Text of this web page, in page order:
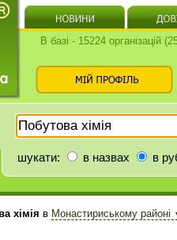
В базі - 15224 організацій
шукати: в назвах в
хімія в Монастириському районі